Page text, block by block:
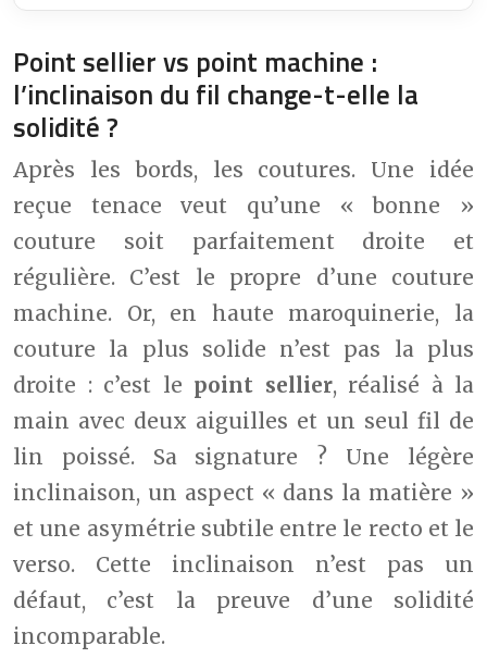
Point sellier vs point machine :
l’inclinaison du fil change-t-elle la
solidité ?
Après les bords, les coutures. Une idée
reçue tenace veut qu’une « bonne »
couture soit parfaitement droite et
régulière. C’est le propre d’une couture
machine. Or, en haute maroquinerie, la
couture la plus solide n’est pas la plus
droite : c’est le point sellier, réalisé à la
main avec deux aiguilles et un seul fil de
lin poissé. Sa signature ? Une légère
inclinaison, un aspect « dans la matière »
et une asymétrie subtile entre le recto et le
verso. Cette inclinaison n’est pas un
défaut, c’est la preuve d’une solidité
incomparable.